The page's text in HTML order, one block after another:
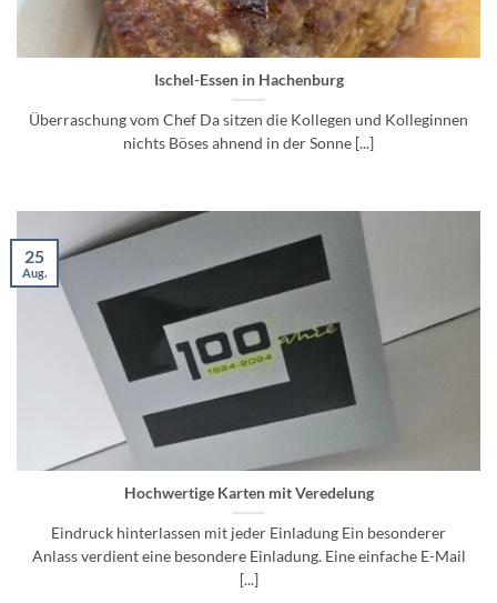
Ischel-Essen in Hachenburg
Überraschung vom Chef Da sitzen die Kollegen und Kolleginnen
nichts Böses ahnend in der Sonne [...]
Hochwertige Karten mit Veredelung
Eindruck hinterlassen mit jeder Einladung Ein besonderer
Anlass verdient eine besondere Einladung. Eine einfache E-Mail
[...]
25
Aug.